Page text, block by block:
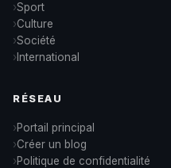
Sport
Culture
Société
International
RÉSEAU
Portail principal
Créer un blog
Politique de confidentialité